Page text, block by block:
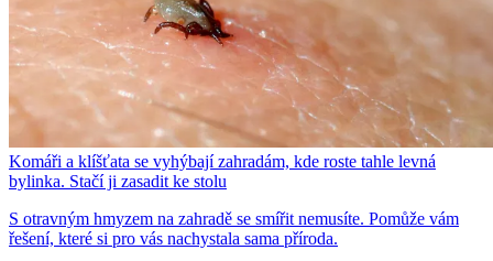
Komáři a klíšťata se vyhýbají zahradám, kde roste tahle levná
bylinka. Stačí ji zasadit ke stolu
S otravným hmyzem na zahradě se smířit nemusíte. Pomůže vám
řešení, které si pro vás nachystala sama příroda.